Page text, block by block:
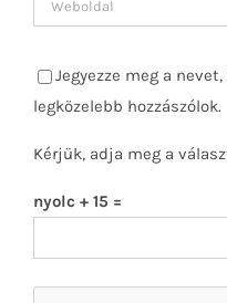
Jegyezze meg a
legközelebb hozzászólok.
Kérjük, adja meg a
nyolc + 15 =